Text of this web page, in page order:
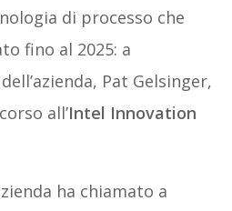
di processo che
fino al 2025: a
Pat Gelsinger,
all’Intel Innovation
ha chiamato a